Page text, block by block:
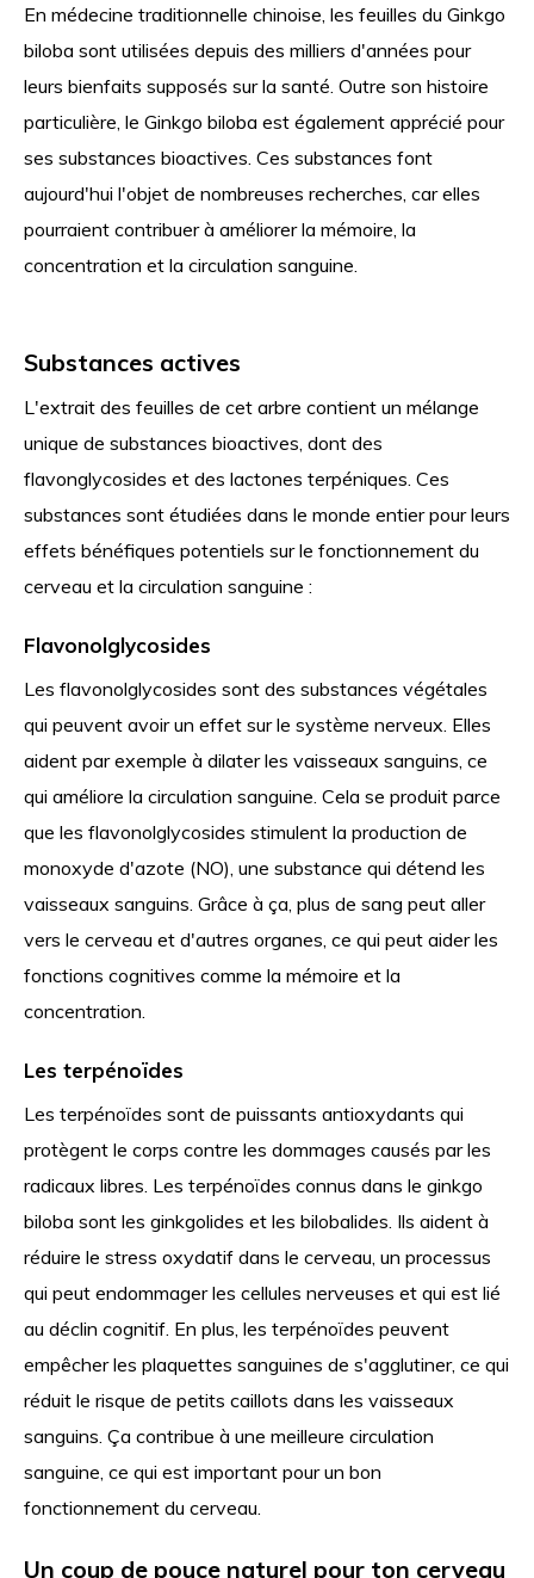
En médecine traditionnelle chinoise, les feuilles du Ginkgo
biloba sont utilisées depuis des milliers d'années pour
leurs bienfaits supposés sur la santé. Outre son histoire
particulière, le Ginkgo biloba est également apprécié pour
ses substances bioactives. Ces substances font
aujourd'hui l'objet de nombreuses recherches, car elles
pourraient contribuer à améliorer la mémoire, la
concentration et la circulation sanguine.
Substances actives
L'extrait des feuilles de cet arbre contient un mélange
unique de substances bioactives, dont des
flavonglycosides et des lactones terpéniques. Ces
substances sont étudiées dans le monde entier pour leurs
effets bénéfiques potentiels sur le fonctionnement du
cerveau et la circulation sanguine :
Flavonolglycosides
Les flavonolglycosides sont des substances végétales
qui peuvent avoir un effet sur le système nerveux. Elles
aident par exemple à dilater les vaisseaux sanguins, ce
qui améliore la circulation sanguine. Cela se produit parce
que les flavonolglycosides stimulent la production de
monoxyde d'azote (NO), une substance qui détend les
vaisseaux sanguins. Grâce à ça, plus de sang peut aller
vers le cerveau et d'autres organes, ce qui peut aider les
fonctions cognitives comme la mémoire et la
concentration.
Les terpénoïdes
Les terpénoïdes sont de puissants antioxydants qui
protègent le corps contre les dommages causés par les
radicaux libres. Les terpénoïdes connus dans le ginkgo
biloba sont les ginkgolides et les bilobalides. Ils aident à
réduire le stress oxydatif dans le cerveau, un processus
qui peut endommager les cellules nerveuses et qui est lié
au déclin cognitif. En plus, les terpénoïdes peuvent
empêcher les plaquettes sanguines de s'agglutiner, ce qui
réduit le risque de petits caillots dans les vaisseaux
sanguins. Ça contribue à une meilleure circulation
sanguine, ce qui est important pour un bon
fonctionnement du cerveau.
Un coup de pouce naturel pour ton cerveau